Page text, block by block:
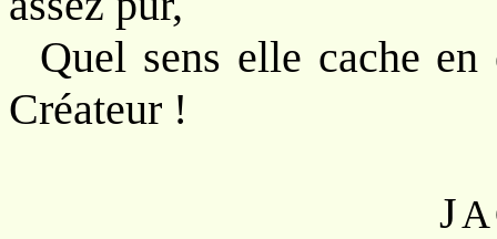
Quel sens elle cache
Créateur !
J